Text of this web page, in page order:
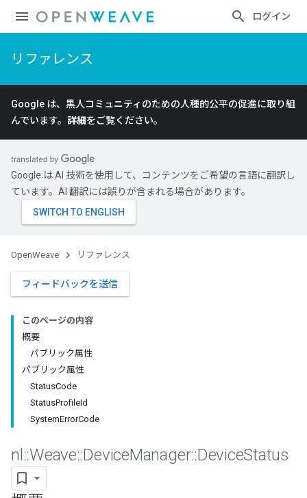
ログイン
リファレンス
Google は、黒人コミュニティのための人種的公平の促進に取り組
んでいます。 詳細をご覧ください。
Google は AI 技術を使用して、コンテンツをご希望の言語に翻訳し
ています。AI 翻訳には誤りが含まれる場合があります。
OpenWeave リファレンス
フィードバックを送信
このページの内容
概要
パブリック属性
パブリック属性
StatusCode
StatusProfileId
SystemErrorCode
nl ::Weave::DeviceManager::DeviceStatus